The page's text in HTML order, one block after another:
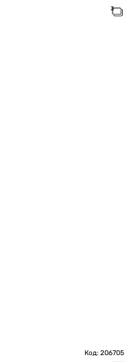
Код: 206705